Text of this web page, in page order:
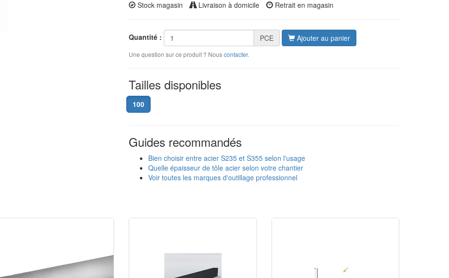
Stock magasin Livraison à domicile Retrait en magasin
Quantité : PCE Ajouter au panier
Une question sur ce produit ? Nouscontacter.
Tailles disponibles
100
Guides recommandés
Bien choisir entre acier S235 et S355 selon l'usage
Quelle épaisseur de tôle acier selon votre chantier
Voir toutes les marques d'outillage professionnel